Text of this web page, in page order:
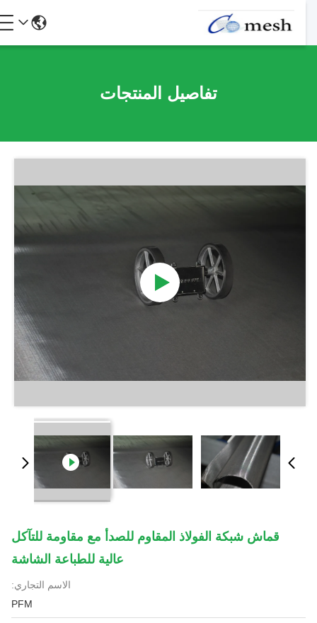
تفاصيل المنتجات
قماش شبكة الفولاذ المقاوم للصدأ مع مقاومة للتآكل
عالية للطباعة الشاشة
الاسم التجاري:
PFM